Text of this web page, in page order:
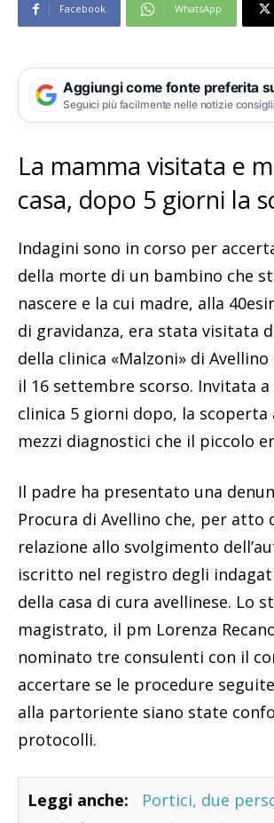
Facebook WhatsApp
Aggiungi come fonte preferita
Seguici più facilmente nelle notizie
La mamma visitata e
casa, dopo 5 giorni la
Indagini sono in corso per
della morte di un bambino che
nascere e la cui madre, alla
di gravidanza, era stata visitata
della clinica «Malzoni» di
il 16 settembre scorso. Invitata
clinica 5 giorni dopo, la
mezzi diagnostici che il piccolo
Il padre ha presentato una
Procura di Avellino che, per atto
relazione allo svolgimento
iscritto nel registro degli
della casa di cura avellinese. Lo
magistrato, il pm Lorenza
nominato tre consulenti con il
accertare se le procedure
alla partoriente siano state
protocolli.
Leggi anche:
Portici, due